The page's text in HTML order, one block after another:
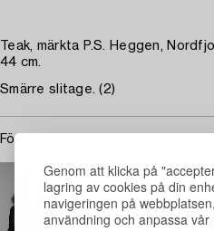
Genom att klicka på
lagring av cookies på din
navigeringen på
användning och anpassa
Teak, märkta P.S. Heggen,
44 cm.
Smärre slitage. (2)
För konditionsrapport kontakta
STOCKHOLM
Eva Seeman
Chefsspecialist,
design